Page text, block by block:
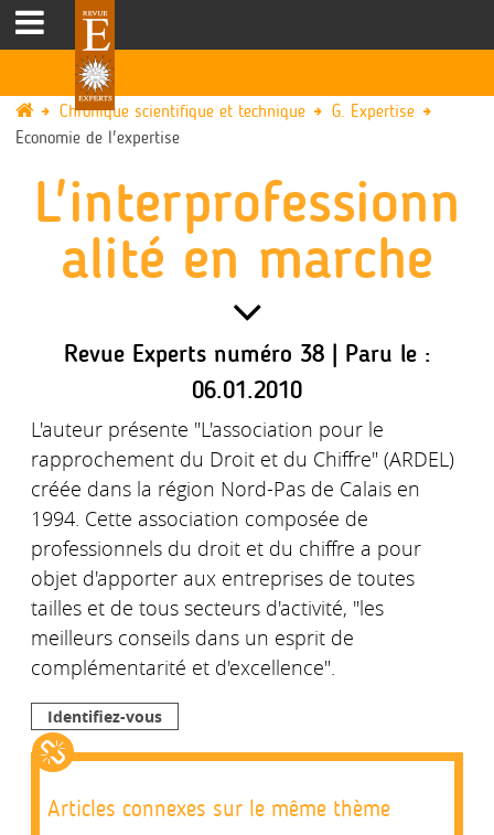
Chronique scientifique et technique
G. Expertise
Economie de l'expertise
L'interprofessionn
alité en marche
Revue Experts numéro 38 | Paru le :
06.01.2010
L'auteur présente "L'association pour le
rapprochement du Droit et du Chiffre" (ARDEL)
créée dans la région Nord-Pas de Calais en
1994. Cette association composée de
professionnels du droit et du chiffre a pour
objet d'apporter aux entreprises de toutes
tailles et de tous secteurs d'activité, "les
meilleurs conseils dans un esprit de
complémentarité et d'excellence".
Identifiez-vous
Articles connexes sur le même thème